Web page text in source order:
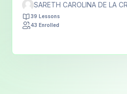
SARETH CAROLINA DE LA
39 Lessons
43 Enrolled